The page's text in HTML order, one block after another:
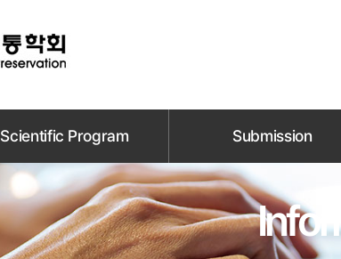
Scientific Program Submission